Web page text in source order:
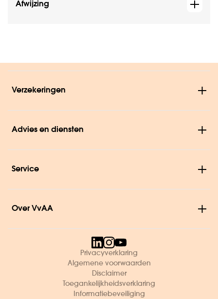
Afwijzing
Verzekeringen
Advies en diensten
Service
Over VvAA
Privacyverklaring
Algemene voorwaarden
Disclaimer
Toegankelijkheidsverklaring
Informatiebeveiliging